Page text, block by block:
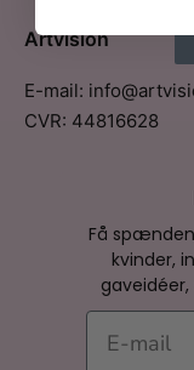
Få
kvinder,
E-mail
Artvision
E-mail:
CVR: 44816628